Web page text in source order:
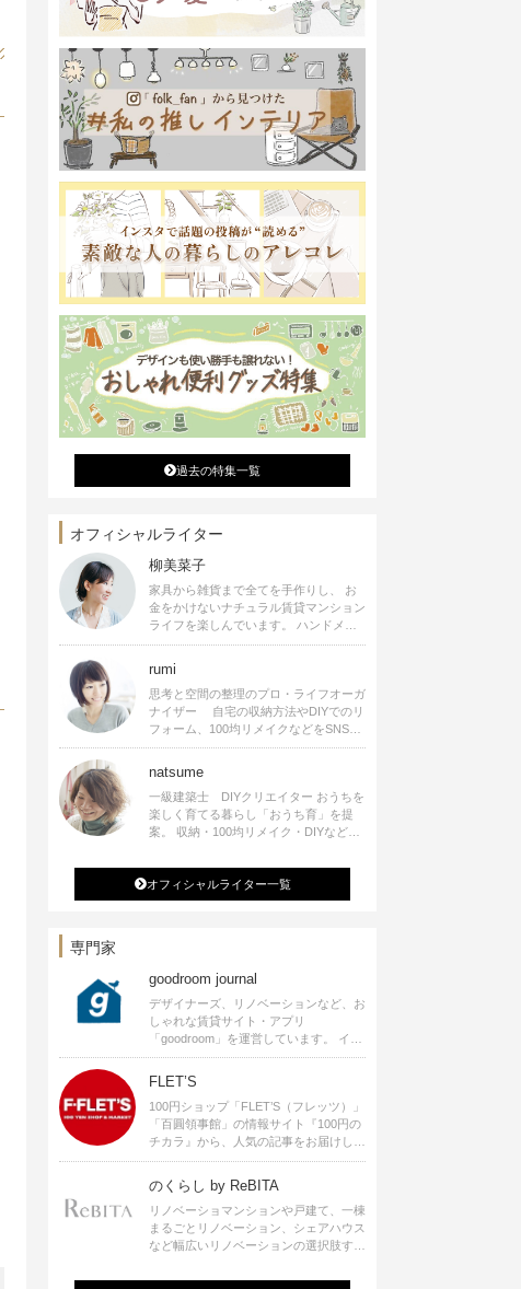
過去の特集一覧
オフィシャルライター
柳美菜子
家具から雑貨まで全てを手作りし、 お
金をかけないナチュラル賃貸マンション
ライフを楽しんでいます。 ハンドメイ
ド雑貨やインテリアに関する著書も出
ます。
rumi
思考と空間の整理のプロ・ライフオーガ
ナイザー 自宅の収納方法やDIYでのリ
フォーム、100均リメイクなどをSNSで
公開中。 収納やリメイク、インテリア
シピ提供、店舗プロデュース 2016年９
月に宝島社より【Rumiのおうち時間を
楽しむインテリア】を出版しました。
natsume
一級建築士 DIYクリエイター おうちを
楽しく育てる暮らし「おうち育」を提
案。 収納・100均リメイク・DIYなどお
発信中。 著書 なつめさんちの新しい
のになつかしいアンティークな部屋つく
り 雑誌掲載・TV出演・コラム執筆・
オフィシャルライター一覧
専門家
goodroom journal
デザイナーズ、リノベーションなど、お
しゃれな賃貸サイト・アプリ
「goodroom」を運営しています。 イン
テリアや、ひとり暮らし、ふたり暮らし
のアイディアなど、賃貸でも自分らしい
暮らしを楽しむためのヒントをお届けし
ます。
FLET’S
100円ショップ「FLET’S（フレッツ）」
「百圓領事館」の情報サイト『100円の
チカラ』から、人気の記事をお届けしま
す。
のくらし by ReBITA
リノベーショマンションや戸建て、一棟
まるごとリノベーション、シェアハウス
など幅広いリノベーションの選択肢すべ
ジ・シェアスペースなど、「住む」だけ